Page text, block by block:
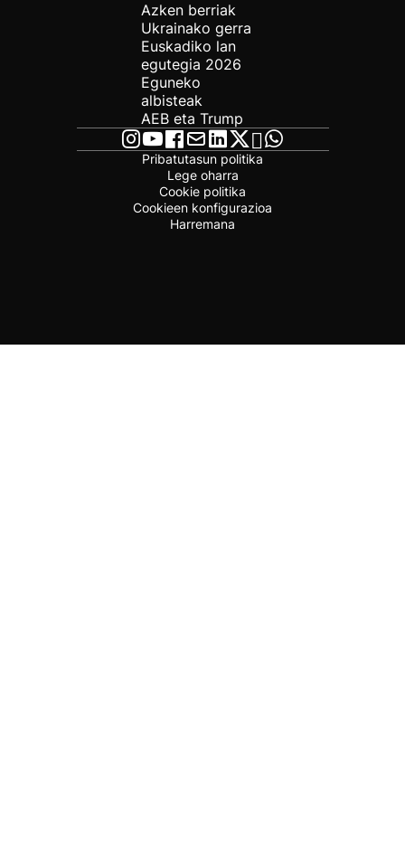
Azken berriak
Ukrainako gerra
Euskadiko lan
egutegia 2026
Eguneko
albisteak
AEB eta Trump
Pribatutasun politika
Lege oharra
Cookie politika
Cookieen konfigurazioa
Harremana